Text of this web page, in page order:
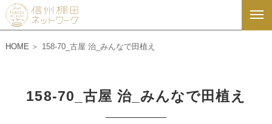
HOME 158-70_古屋 治_みんなで田植え
158-70_古屋 治_みんなで田植え